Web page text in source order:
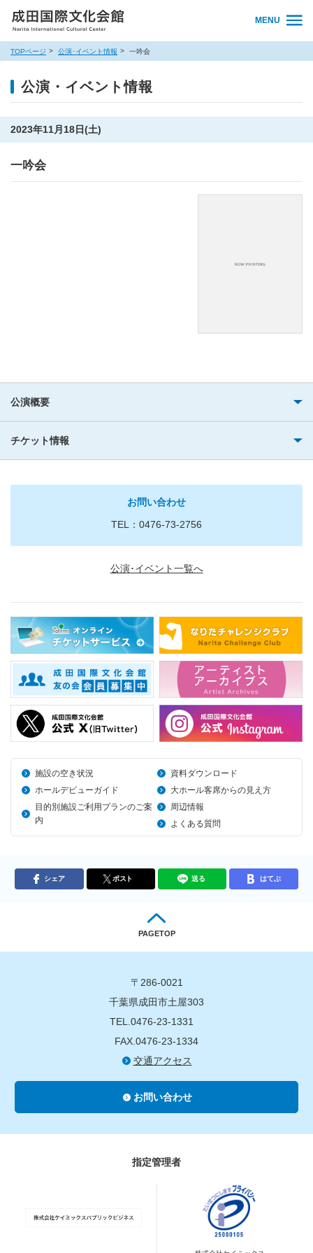
MENU
TOPページ 公演･イベント情報 一吟会
公演・イベント情報
2023年11月18日(土)
一吟会
公演概要
チケット情報
お問い合わせ
TEL：0476-73-2756
公演･イベント一覧へ
施設の空き状況
資料ダウンロード
ホールデビューガイド
大ホール客席からの見え方
目的別施設ご利用プランのご案
内
周辺情報
よくある質問
シェア ポスト 送る はてぶ
PAGETOP
〒286-0021
千葉県成田市土屋303
TEL.0476-23-1331
FAX.0476-23-1334
交通アクセス
お問い合わせ
指定管理者